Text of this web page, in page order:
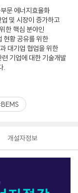
문 에너지효율화
및 시장이 증가하고
한 핵심 분야인
현황 공유를 위한
대기업 협업을 위한
기업에 대한 기술개발
.
개설자정보